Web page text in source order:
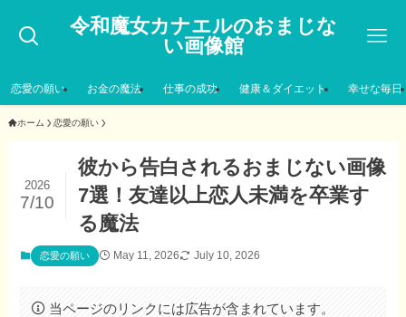
令和魔女カナエルのおまじな
い画像館
恋愛の願い お金の魔法 仕事の成功 健康＆ダイエット 幸せな毎日
ホーム 恋愛の願い
彼から告白されるおまじない画像
7選！友達以上恋人未満を卒業す
る魔法
2026
7/10
恋愛の願い May 11, 2026 July 10, 2026
当ページのリンクには広告が含まれています。